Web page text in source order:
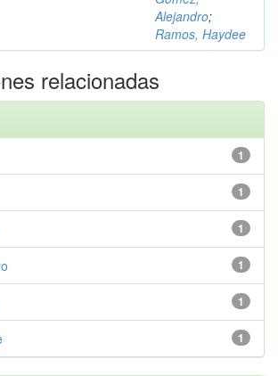
Alejandro;
Ramos, Haydee
relacionadas
1
1
1
1
1
1